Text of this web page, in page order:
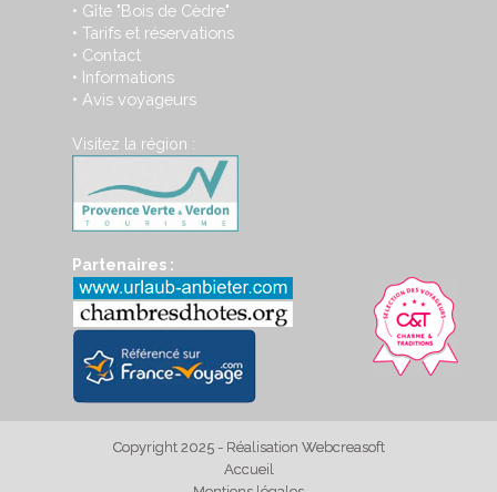
• Gîte "Bois de Cèdre"
• Tarifs et réservations
• Contact
• Informations
• Avis voyageurs
Visitez la région :
Partenaires :
Copyright 2025 - Réalisation Webcreasoft
Accueil